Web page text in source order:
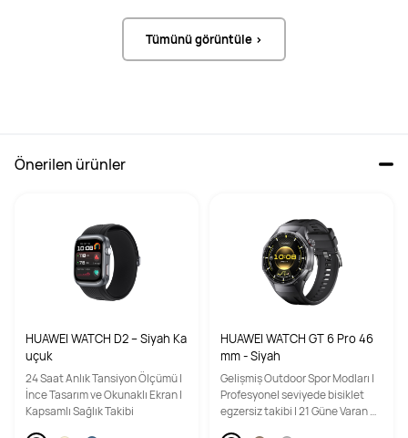
Tümünü görüntüle >
Önerilen ürünler
HUAWEI WATCH D2 – Siyah Ka
uçuk
24 Saat Anlık Tansiyon Ölçümü |
İnce Tasarım ve Okunaklı Ekran |
Kapsamlı Sağlık Takibi
HUAWEI WATCH GT 6 Pro 46
mm - Siyah
Gelişmiş Outdoor Spor Modları |
Profesyonel seviyede bisiklet
egzersiz takibi | 21 Güne Varan Pil